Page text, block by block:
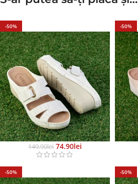
-50%
149.90Lei 74.90Lei
-50%
-50% -50%